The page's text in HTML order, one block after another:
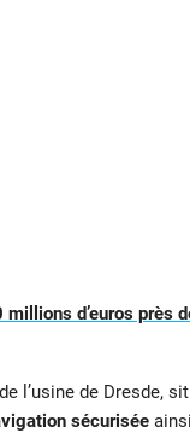
d’euros près
l’usine de Dresde,
sécurisée